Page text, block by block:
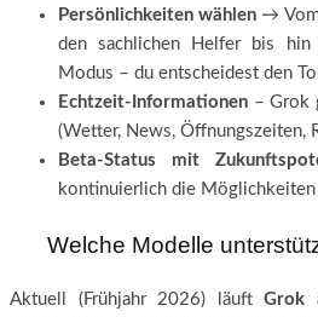
Persönlichkeiten wählen →
den sachlichen Helfer bis hin
Modus – du entscheidest den
Echtzeit-Informationen – Grok
(Wetter, News, Öffnungszeiten,
Beta-Status mit
kontinuierlich die
Welche Modelle
Aktuell (Frühjahr 2026) läuft Grok